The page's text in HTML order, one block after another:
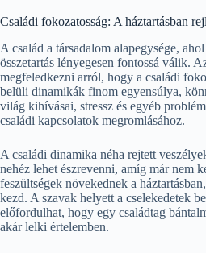
Családi fokozatosság: A háztartásban
A család a társadalom alapegysége,
összetartás lényegesen fontossá válik.
megfeledkezni arról, hogy a családi
belüli dinamikák finom egyensúlya,
világ kihívásai, stressz és egyéb
családi kapcsolatok megromlásához.
A családi dinamika néha rejtett
nehéz lehet észrevenni, amíg már nem
feszültségek növekednek a
kezd. A szavak helyett a cselekedetek
előfordulhat, hogy egy családtag
akár lelki értelemben.